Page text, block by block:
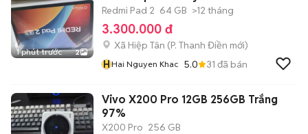
1 phút trước 2
Redmi Pad 2 64 GB >12 tháng
3.300.000 đ
Xã Hiệp Tân (P. Thanh Điền mới)
HHai Nguyen Khac 5.0 31 đã bán
Vivo X200 Pro 12GB 256GB Trắng
97%
X200 Pro 256 GB